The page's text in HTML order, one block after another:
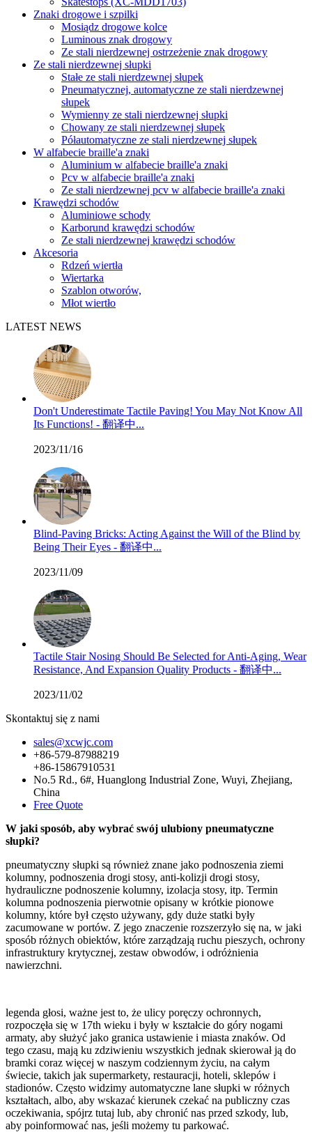
Znaki drogowe i szpilki
Mosiądz drogowe kolce
Luminous znak drogowy
Ze stali nierdzewnej ostrzeżenie znak drogowy
Ze stali nierdzewnej słupki
Stałe ze stali nierdzewnej słupek
Pneumatycznej, automatyczne ze stali nierdzewnej
słupek
Wymienny ze stali nierdzewnej słupki
Chowany ze stali nierdzewnej słupek
Półautomatyczne ze stali nierdzewnej słupek
W alfabecie braille'a znaki
Aluminium w alfabecie braille'a znaki
Pcv w alfabecie braille'a znaki
Ze stali nierdzewnej pcv w alfabecie braille'a znaki
Krawędzi schodów
Aluminiowe schody
Karborund krawędzi schodów
Ze stali nierdzewnej krawędzi schodów
Akcesoria
Rdzeń wiertła
Wiertarka
Szablon otworów,
Młot wiertło
LATEST NEWS
Don't Underestimate Tactile Paving! You May Not Know All
Its Functions! - 翻译中...
2023/11/16
Blind-Paving Bricks: Acting Against the Will of the Blind by
Being Their Eyes - 翻译中...
2023/11/09
Tactile Stair Nosing Should Be Selected for Anti-Aging, Wear
Resistance, And Expansion Quality Products - 翻译中...
2023/11/02
Skontaktuj się z nami
sales@xcwjc.com
+86-579-87988219
+86-15867910531
No.5 Rd., 6#, Huanglong Industrial Zone, Wuyi, Zhejiang,
China
Free Quote
W jaki sposób, aby wybrać swój ulubiony pneumatyczne
słupki?
pneumatyczny słupki są również znane jako podnoszenia ziemi
kolumny, podnoszenia drogi stosy, anti-kolizji drogi stosy,
hydrauliczne podnoszenie kolumny, izolacja stosy, itp. Termin
kolumna podnoszenia pierwotnie opisany w krótkie pionowe
kolumny, które był często używany, gdy duże statki były
zacumowane w portów. Z jego znaczenie rozszerzyło się na, w jaki
sposób różnych obiektów, które zarządzają ruchu pieszych, ochrony
infrastruktury krytycznej, zestaw obwodów, i odróżnienia
nawierzchni.
legenda głosi, ważne jest to, że ulicy poręczy ochronnych,
rozpoczęła się w 17th wieku i były w kształcie do góry nogami
armaty, aby służyć jako granica ustawienie i miasta znaków. Od
tego czasu, mają ku zdziwieniu wszystkich jednak skierował ją do
bramki coraz więcej w naszym codziennym życiu, na całym
świecie, takich jak supermarkety, restauracji, hoteli, sklepów i
stadionów. Często widzimy automatyczne lane słupki w różnych
kształtach, albo, aby wskazać kierunek czekać na publiczny czas
oczekiwania, spójrz tutaj lub, aby chronić nas przed szkody, lub,
aby poinformować nas, jeśli możemy tu parkować.